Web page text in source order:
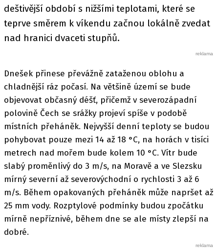
deštivější období s nižšími teplotami, které se
teprve směrem k víkendu začnou lokálně zvedat
nad hranici dvaceti stupňů.
Dnešek přinese převážně zataženou oblohu a
chladnější ráz počasí. Na většině území se bude
objevovat občasný déšť, přičemž v severozápadní
polovině Čech se srážky projeví spíše v podobě
místních přeháněk. Nejvyšší denní teploty se budou
pohybovat pouze mezi 14 až 18 °C, na horách v tisíci
metrech nad mořem bude kolem 10 °C. Vítr bude
slabý proměnlivý do 3 m/s, na Moravě a ve Slezsku
mírný severní až severovýchodní o rychlosti 3 až 6
m/s. Během opakovaných přeháněk může napršet až
25 mm vody. Rozptylové podmínky budou zpočátku
mírně nepříznivé, během dne se ale místy zlepší na
dobré.